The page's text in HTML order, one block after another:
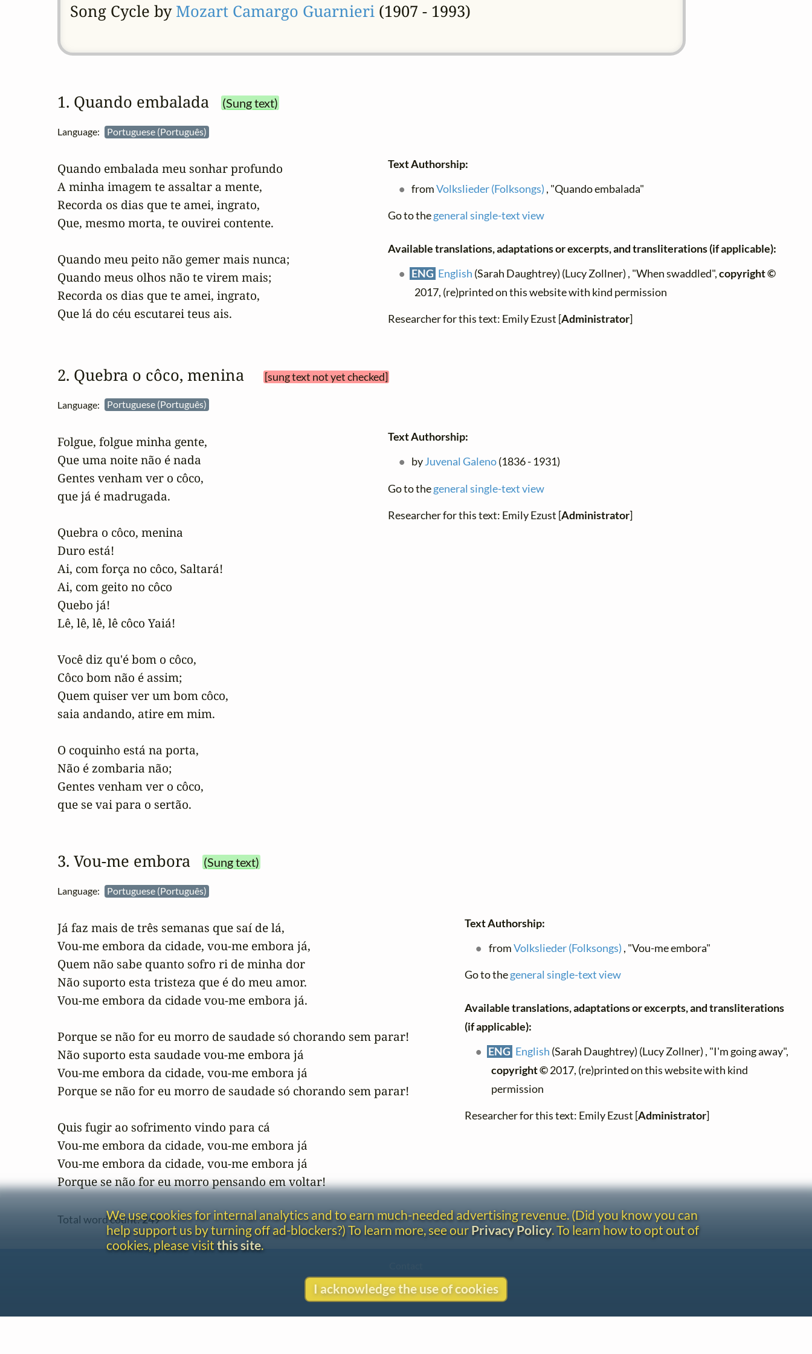
Song Cycle by Mozart Camargo Guarnieri(1907 - 1993)
1. Quando embalada (Sung text)
Language: Portuguese (Português)
Quando embalada meu sonhar profundo
A minha imagem te assaltar a mente,
Recorda os dias que te amei, ingrato,
Que, mesmo morta, te ouvirei contente.
Quando meu peito não gemer mais nunca;
Quando meus olhos não te virem mais;
Recorda os dias que te amei, ingrato,
Text Authorship:
fromVolkslieder (Folksongs) , "Quando embalada"
Go to thegeneral single-text view
Available translations, adaptations or excerpts, and transliterations (if applicable):
ENG English (Sarah Daughtrey) (Lucy Zollner) , "When swaddled",copyright ©
2017, (re)printed on this website with kind permission
Researcher for this text: Emily Ezust [Administrator]
2. Quebra o côco, menina [sung text not yet checked]
Language: Portuguese (Português)
Folgue, folgue minha gente,
Que uma noite não é nada
Gentes venham ver o côco,
que já é madrugada.
Quebra o côco, menina
Duro está!
Ai, com força no côco, Saltará!
Ai, com geito no côco
Quebo já!
Lê, lê, lê, lê côco Yaiá!
Você diz qu'é bom o côco,
Côco bom não é assim;
Quem quiser ver um bom côco,
saia andando, atire em mim.
O coquinho está na porta,
Não é zombaria não;
Gentes venham ver o côco,
que se vai para o sertão.
Text Authorship:
byJuvenal Galeno(1836 - 1931)
Go to thegeneral single-text view
Researcher for this text: Emily Ezust [Administrator]
3. Vou‑me embora (Sung text)
Language: Portuguese (Português)
Já faz mais de três semanas que saí de lá,
Vou-me embora da cidade, vou-me embora já,
Quem não sabe quanto sofro ri de minha dor
Não suporto esta tristeza que é do meu amor.
Vou-me embora da cidade vou-me embora já.
Porque se não for eu morro de saudade só chorando sem parar!
Não suporto esta saudade vou-me embora já
Vou-me embora da cidade, vou-me embora já
Porque se não for eu morro de saudade só chorando sem parar!
Quis fugir ao sofrimento vindo para cá
Vou-me embora da cidade, vou-me embora já
Vou-me embora da cidade, vou-me embora já
Porque se não for eu morro pensando em voltar!
Text Authorship:
fromVolkslieder (Folksongs) , "Vou-me embora"
Go to thegeneral single-text view
Available translations, adaptations or excerpts, and transliterations
(if applicable):
ENG English (Sarah Daughtrey) (Lucy Zollner) , "I'm going away",
copyright ©2017, (re)printed on this website with kind
permission
Researcher for this text: Emily Ezust [Administrator]
Total word count:249
We use cookies for internal analytics and to earn much-needed advertising revenue. (Did you know you can
help support us by turning off ad-blockers?) To learn more, see ourPrivacy Policy. To learn how to opt out of
cookies, please visit this site.
I acknowledge the use of cookies
Copyright
Privacy